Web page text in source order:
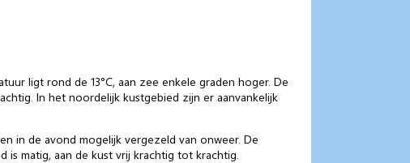
ligt rond de 13°C, aan zee enkele graden hoger. De
In het noordelijk kustgebied zijn er aanvankelijk
in de avond mogelijk vergezeld van onweer. De
matig, aan de kust vrij krachtig tot krachtig.